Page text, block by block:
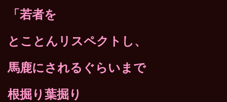
「若者を
とことんリスペクトし、
馬鹿にされるぐらいまで
根掘り葉掘り